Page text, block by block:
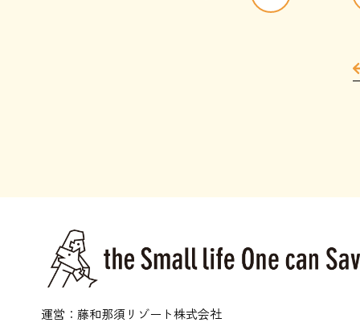
運営：藤和那須リゾート株式会社